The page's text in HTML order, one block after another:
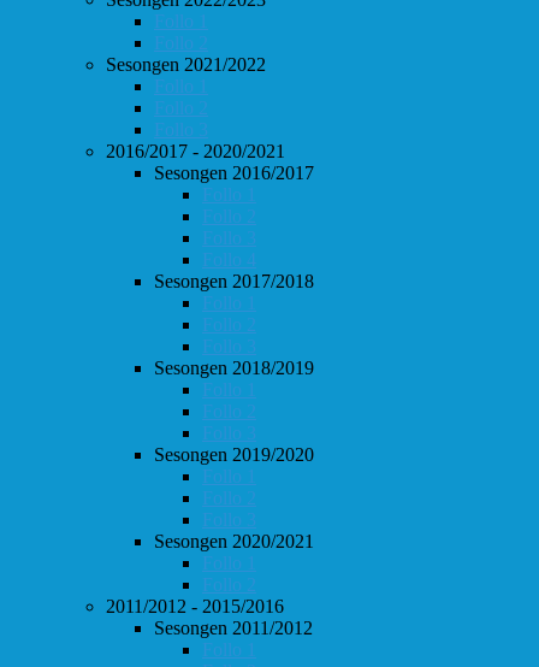
Follo 1
Follo 2
Sesongen 2021/2022
Follo 1
Follo 2
Follo 3
2016/2017 - 2020/2021
Sesongen 2016/2017
Follo 1
Follo 2
Follo 3
Follo 4
Sesongen 2017/2018
Follo 1
Follo 2
Follo 3
Sesongen 2018/2019
Follo 1
Follo 2
Follo 3
Sesongen 2019/2020
Follo 1
Follo 2
Follo 3
Sesongen 2020/2021
Follo 1
Follo 2
2011/2012 - 2015/2016
Sesongen 2011/2012
Follo 1